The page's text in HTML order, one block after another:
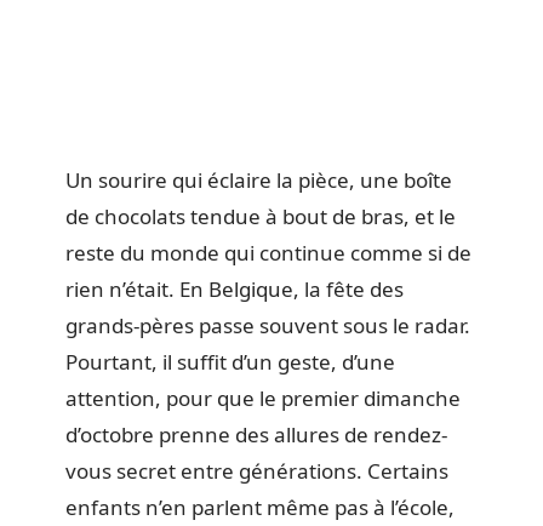
Un sourire qui éclaire la pièce, une boîte
de chocolats tendue à bout de bras, et le
reste du monde qui continue comme si de
rien n’était. En Belgique, la fête des
grands-pères passe souvent sous le radar.
Pourtant, il suffit d’un geste, d’une
attention, pour que le premier dimanche
d’octobre prenne des allures de rendez-
vous secret entre générations. Certains
enfants n’en parlent même pas à l’école,